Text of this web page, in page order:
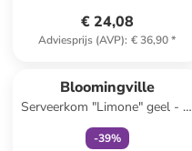
€ 24,08
Adviesprijs (AVP): € 36,90*
Bloomingville
Serveerkom "Limone" geel - Ø
21 cm
-39%